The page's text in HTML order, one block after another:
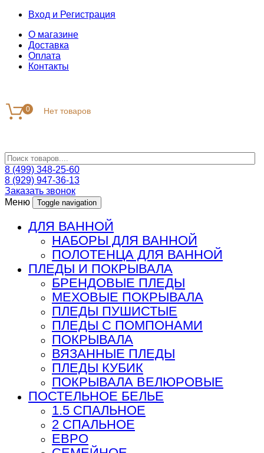
Вход и Регистрация
О магазине
Доставка
Оплата
Контакты
0
8 (499) 348-25-60
8 (929) 947-36-13
Заказать звонок
Меню
Toggle navigation
ДЛЯ ВАННОЙ
НАБОРЫ ДЛЯ ВАННОЙ
ПОЛОТЕНЦА ДЛЯ ВАННОЙ
ПЛЕДЫ И ПОКРЫВАЛА
БРЕНДОВЫЕ ПЛЕДЫ
МЕХОВЫЕ ПОКРЫВАЛА
ПЛЕДЫ ПУШИСТЫЕ
ПЛЕДЫ С ПОМПОНАМИ
ПОКРЫВАЛА
ВЯЗАННЫЕ ПЛЕДЫ
ПЛЕДЫ КУБИК
ПОКРЫВАЛА ВЕЛЮРОВЫЕ
ПОСТЕЛЬНОЕ БЕЛЬЕ
1.5 СПАЛЬНОЕ
2 СПАЛЬНОЕ
ЕВРО